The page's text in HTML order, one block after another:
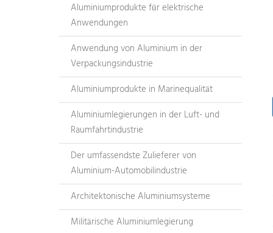
Aluminiumprodukte für elektrische
Anwendungen
Anwendung von Aluminium in der
Verpackungsindustrie
Aluminiumprodukte in Marinequalität
Aluminiumlegierungen in der Luft- und
Raumfahrtindustrie
Der umfassendste Zulieferer von
Aluminium-Automobilindustrie
Architektonische Aluminiumsysteme
Militärische Aluminiumlegierung